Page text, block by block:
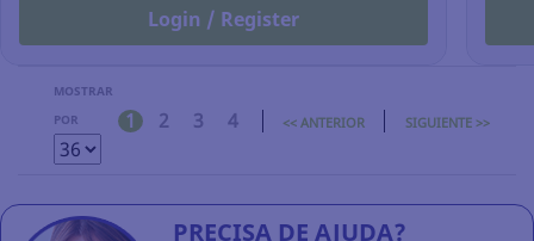
Login / Register
MOSTRAR
POR
1 2 3 4 << ANTERIOR SIGUIENTE >>
PRECISA DE AJUDA?